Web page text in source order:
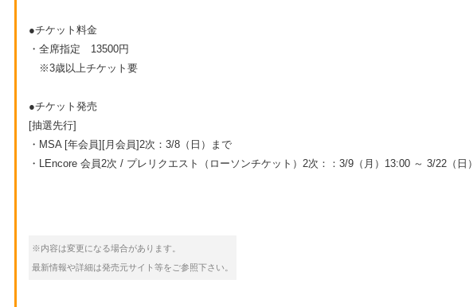
●チケット料金
・全席指定 13500円
※3歳以上チケット要
●チケット発売
[抽選先行]
・MSA [年会員][月会員]2次：3/8（日）まで
・LEncore 会員2次 / プレリクエスト（ローソンチケット）2次：：3/9（月）13:00 ～ 3/22（日）
※内容は変更になる場合があります。
最新情報や詳細は発売元サイト等をご参照下さい。